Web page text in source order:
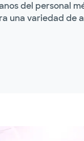
del personal
una variedad de